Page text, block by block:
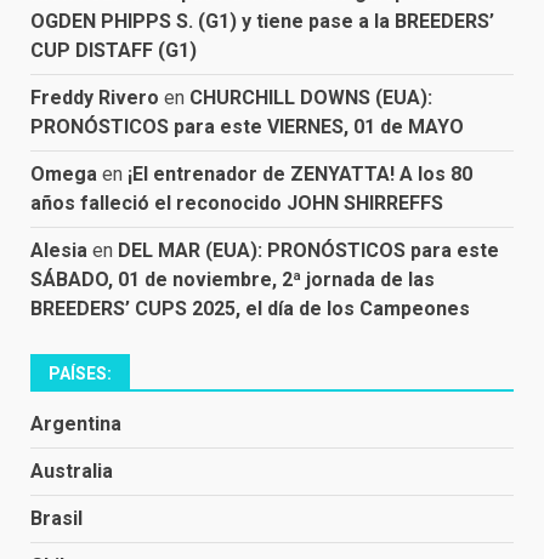
OGDEN PHIPPS S. (G1) y tiene pase a la BREEDERS’
CUP DISTAFF (G1)
Freddy Rivero en CHURCHILL DOWNS (EUA):
PRONÓSTICOS para este VIERNES, 01 de MAYO
Omega en ¡El entrenador de ZENYATTA! A los 80
años falleció el reconocido JOHN SHIRREFFS
Alesia en DEL MAR (EUA): PRONÓSTICOS para este
SÁBADO, 01 de noviembre, 2ª jornada de las
BREEDERS’ CUPS 2025, el día de los Campeones
PAÍSES:
Argentina
Australia
Brasil